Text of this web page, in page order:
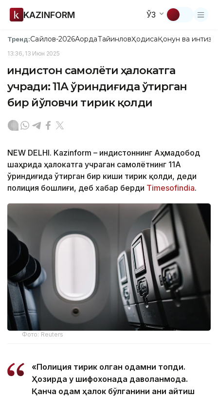
KAZINFORM ЎЗ
Тренд:Сайлов-2026АқордаТайинловҲодисаҚонун ва
13:36, 13 Июн 2025
Ҳиндистон самолёти ҳалокатга
учради: 11А ўриндиғида ўтирган
бир йўловчи тирик қолди
NEW DELHI. Kazinform – Ҳиндистоннинг Аҳмадобод
шаҳрида ҳалокатга учраган самолётнинг 11А
ўриндиғида ўтирган бир киши тирик қолди, деди
полиция бошлиғи, деб хабар берди Timesofindia.
Фото: Reuters
«Полиция тирик қолган одамни топди.
Ҳозирда у шифохонада даволанмоқда.
Қанча одам ҳалок бўлганини аниқ айтиш